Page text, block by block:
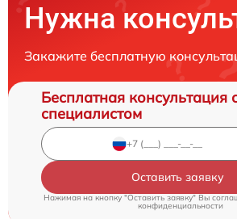
Нужна
Закажите бесплатную
Бесплатная консультация
специалистом
Оставить заявку
Нажимая на кнопку "Оставить заявку" Вы
конфиденциальности